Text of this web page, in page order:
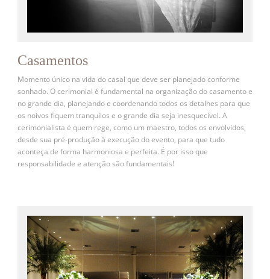
Casamentos
Momento único na vida do casal que deve ser planejado conforme
sonhado. O cerimonial é fundamental na organização do casamento e
no grande dia, planejando e coordenando todos os detalhes para que
os noivos fiquem tranquilos e o grande dia seja inesquecível. A
cerimonialista é quem rege, como um maestro, todos os envolvidos,
desde sua pré-produção à execução do evento, para que tudo
aconteça de forma harmoniosa e perfeita. É por isso que
responsabilidade e atenção são fundamentais!